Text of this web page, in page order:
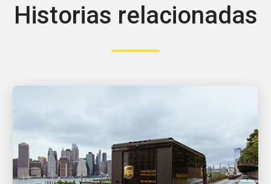
Historias relacionadas